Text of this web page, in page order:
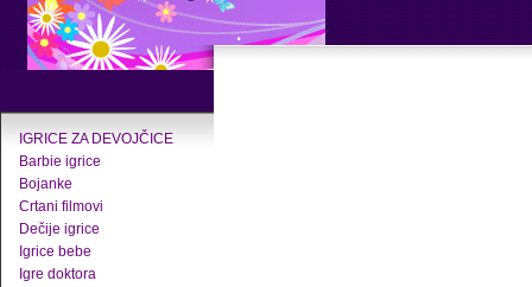
IGRICE ZA DEVOJČICE
Barbie igrice
Bojanke
Crtani filmovi
Dečije igrice
Igrice bebe
Igre doktora